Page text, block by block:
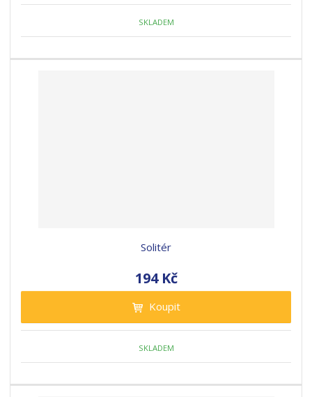
SKLADEM
Solitér
194 Kč
Koupit
SKLADEM